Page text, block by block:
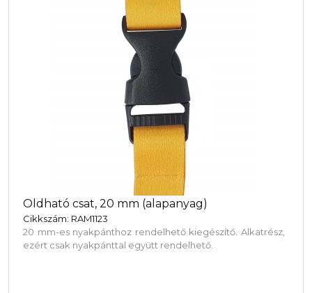
Oldható csat, 20 mm (alapanyag)
Cikkszám: RAM1123
20 mm-es nyakpánthoz rendelhető kiegészítő. Alkatrész,
ezért csak nyakpánttal együtt rendelhető.